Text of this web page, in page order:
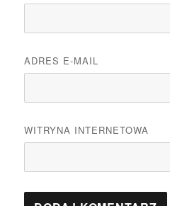
ADRES E-MAIL
WITRYNA INTERNETOWA